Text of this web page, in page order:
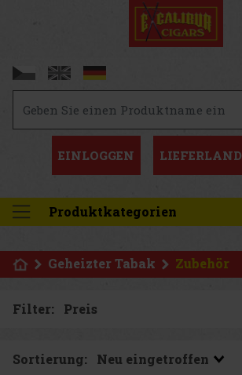
EINLOGGEN LIEFERLAND
Produktkategorien
Geheizter Tabak Zubehör
Filter: Preis
Sortierung: